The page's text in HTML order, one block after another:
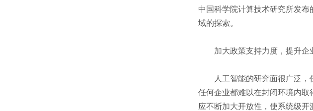
中国科学院计算技术研究所发
域的探索。
加大政策支持力度，提升企
人工智能的研究面很广泛，任
任何企业都难以在封闭环境内
应不断加大开放性，使系统级开